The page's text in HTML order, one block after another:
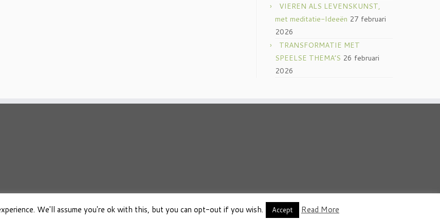
VIEREN ALS LEVENSKUNST,
met meditatie-Ideeën 27 februari
2026
TRANSFORMATIE MET
SPEELSE THEMA’S 26 februari
2026
Boeken Besproken·Aangeboden door ·Ontworpen met deCustomizr thema ·
We'll assume you're ok with this, but you can opt-out if you wish. Accept Read More